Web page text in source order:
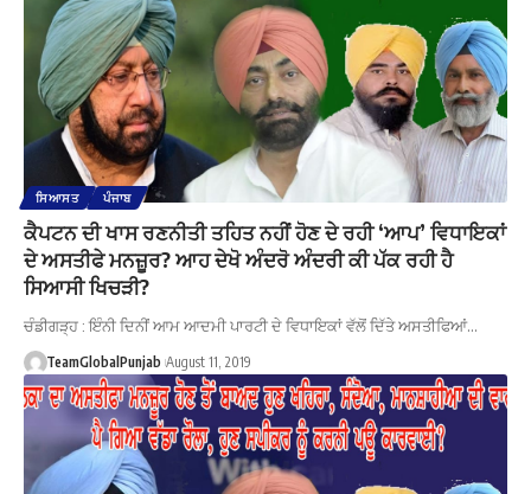
ਸਿਆਸਤ ਪੰਜਾਬ
ਕੈਪਟਨ ਦੀ ਖਾਸ ਰਣਨੀਤੀ ਤਹਿਤ ਨਹੀਂ ਹੋਣ ਦੇ ਰਹੀ ‘ਆਪ’ ਵਿਧਾਇਕਾਂ
ਦੇ ਅਸਤੀਫੇ ਮਨਜ਼ੂਰ? ਆਹ ਦੇਖੋ ਅੰਦਰੋ ਅੰਦਰੀ ਕੀ ਪੱਕ ਰਹੀ ਹੈ
ਸਿਆਸੀ ਖਿਚੜੀ?
ਚੰਡੀਗੜ੍ਹ : ਇੰਨੀ ਦਿਨੀਂ ਆਮ ਆਦਮੀ ਪਾਰਟੀ ਦੇ ਵਿਧਾਇਕਾਂ ਵੱਲੋਂ ਦਿੱਤੇ ਅਸਤੀਫਿਆਂ…
TeamGlobalPunjab August 11, 2019